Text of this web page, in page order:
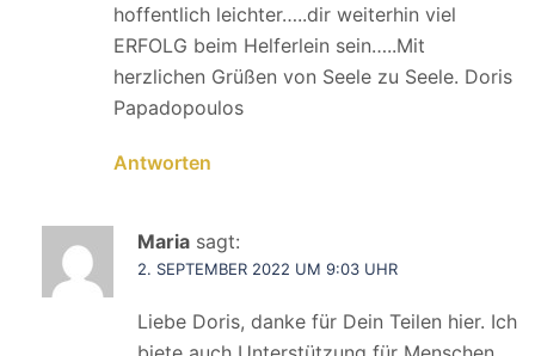
hoffentlich leichter…..dir weiterhin viel
ERFOLG beim Helferlein sein…..Mit
herzlichen Grüßen von Seele zu Seele. Doris
Papadopoulos
Antworten
Maria sagt:
2. SEPTEMBER 2022 UM 9:03 UHR
Liebe Doris, danke für Dein Teilen hier. Ich